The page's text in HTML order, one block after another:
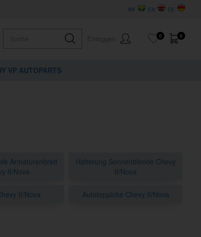
DE
EN
SV
0
0
VP AUTOPARTS
Armaturenbrett
II/Nova
Halterung Sonnenblende Chevy
II/Nova
II/Nova Autoteppiche Chevy II/Nova